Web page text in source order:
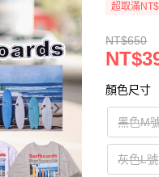
超取滿
NT$650
顏色尺寸
黑色M
灰色L號